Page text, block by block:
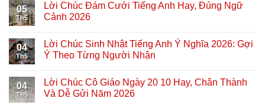
05
Th5
Lời Chúc Đám Cưới Tiếng Anh Hay, Đúng Ngữ
Cảnh 2026
04
Th5
Lời Chúc Sinh Nhật Tiếng Anh Ý Nghĩa 2026: Gợi
Ý Theo Từng Người Nhận
04
Th5
Lời Chúc Cô Giáo Ngày 20 10 Hay, Chân Thành
Và Dễ Gửi Năm 2026